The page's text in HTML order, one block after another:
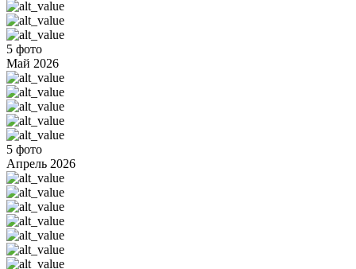
5 фото
Май 2026
5 фото
Апрель 2026